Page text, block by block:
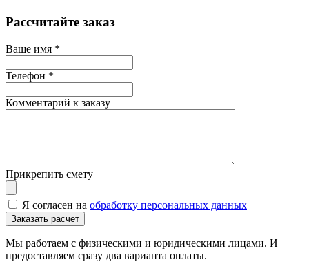
Рассчитайте заказ
Ваше имя *
Телефон *
Комментарий к заказу
Прикрепить смету
Я согласен на обработку персональных данных
Мы работаем с физическими и юридическими лицами. И
предоставляем сразу два варианта оплаты.